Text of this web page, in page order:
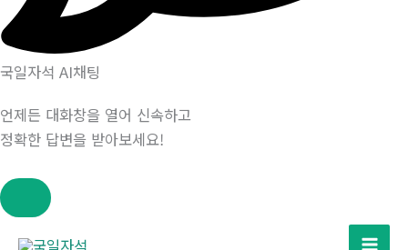
국일자석 AI채팅
언제든 대화창을 열어 신속하고
정확한 답변을 받아보세요!